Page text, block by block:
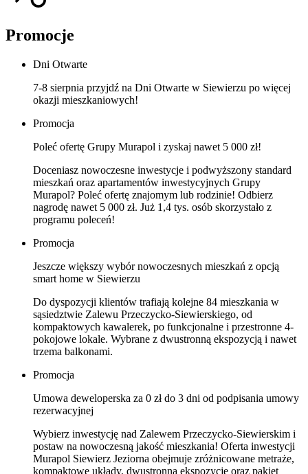
Promocje
Dni Otwarte
7-8 sierpnia przyjdź na Dni Otwarte w Siewierzu po więcej
okazji mieszkaniowych!
Promocja
Poleć ofertę Grupy Murapol i zyskaj nawet 5 000 zł!
Doceniasz nowoczesne inwestycje i podwyższony standard
mieszkań oraz apartamentów inwestycyjnych Grupy
Murapol? Poleć ofertę znajomym lub rodzinie! Odbierz
nagrodę nawet 5 000 zł. Już 1,4 tys. osób skorzystało z
programu poleceń!
Promocja
Jeszcze większy wybór nowoczesnych mieszkań z opcją
smart home w Siewierzu
Do dyspozycji klientów trafiają kolejne 84 mieszkania w
sąsiedztwie Zalewu Przeczycko-Siewierskiego, od
kompaktowych kawalerek, po funkcjonalne i przestronne 4-
pokojowe lokale. Wybrane z dwustronną ekspozycją i nawet
trzema balkonami.
Promocja
Umowa deweloperska za 0 zł do 3 dni od podpisania umowy
rezerwacyjnej
Wybierz inwestycję nad Zalewem Przeczycko-Siewierskim i
postaw na nowoczesną jakość mieszkania! Oferta inwestycji
Murapol Siewierz Jeziorna obejmuje zróżnicowane metraże,
kompaktowe układy, dwustronną ekspozycję oraz pakiet